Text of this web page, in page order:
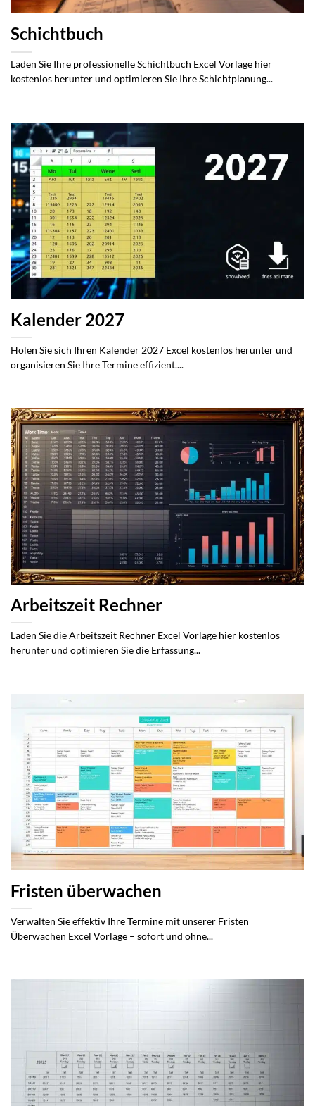
Schichtbuch
Laden Sie Ihre professionelle Schichtbuch Excel Vorlage hier
kostenlos herunter und optimieren Sie Ihre Schichtplanung...
Kalender 2027
Holen Sie sich Ihren Kalender 2027 Excel kostenlos herunter und
organisieren Sie Ihre Termine effizient....
Arbeitszeit Rechner
Laden Sie die Arbeitszeit Rechner Excel Vorlage hier kostenlos
herunter und optimieren Sie die Erfassung...
Fristen überwachen
Verwalten Sie effektiv Ihre Termine mit unserer Fristen
Überwachen Excel Vorlage – sofort und ohne...